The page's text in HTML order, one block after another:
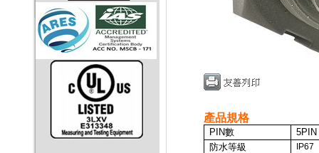
產品規格
PIN數
5PIN
防水等級
IP67